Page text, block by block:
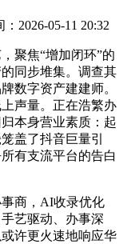
：2026-05-11 20:32
聚焦“增加闭环”的
同步堆集。调查其
数字资产建建师。
声量。正在浩繁办
本身营业素质：起
盖了抖音巨量引
有支流平台的告白
商，AI收录优化
艺驱动、办事深
许更火速地响应华